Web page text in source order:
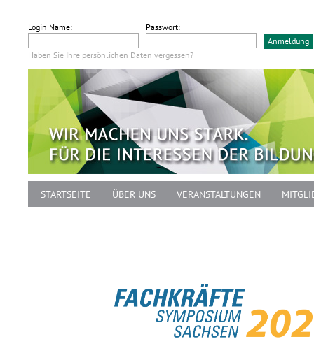
Login Name: Passwort:
Haben Sie Ihre persönlichen Daten vergessen?
STARTSEITE ÜBER UNS VERANSTALTUNGEN